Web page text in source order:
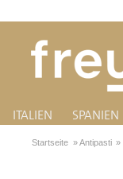
ITALIEN SPANIEN
Startseite »Antipasti »